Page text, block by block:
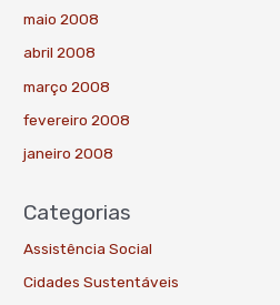
maio 2008
abril 2008
março 2008
fevereiro 2008
janeiro 2008
Categorias
Assistência Social
Cidades Sustentáveis